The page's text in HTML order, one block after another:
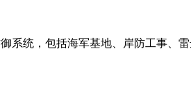
系统，包括海军基地、岸防工事、